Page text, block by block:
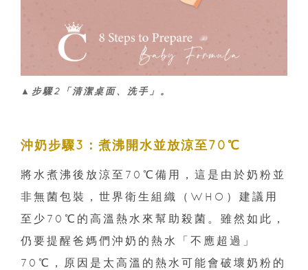
▲步驟2「清潔桌面、洗手」。
沖奶步驟3：煮沸開水並放涼至70℃
將水煮沸後放涼至70℃備用，這是由於奶粉並
非無菌包裝，世界衛生組織（WHO）建議用
至少70℃的高溫熱水來幫助殺菌。雖然如此，
仍要提醒爸媽們沖奶的熱水「不應超過」
70℃，原因是太高溫的熱水可能會破壞奶粉的